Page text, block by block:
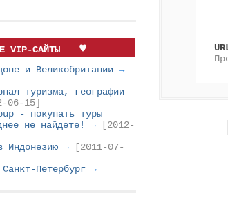
VIP-САЙТЫ
и Великобритании →
туризма, географии
06-15]
- покупать туры
не найдете! →
[2012-
Индонезию →
[2011-07-
Петербург →